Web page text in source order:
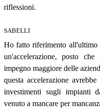
riflessioni.
SABELLI
Ho fatto riferimento all'ultimo
un'accelerazione, posto
impegno maggiore delle
questa accelerazione
investimenti sugli impianti
venuto a mancare per